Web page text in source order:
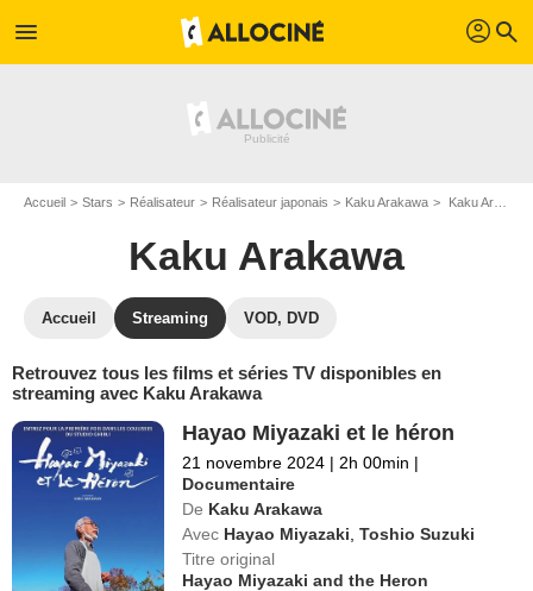
menu profil search
Accueil Stars Réalisateur Réalisateur japonais Kaku Arakawa Kaku Arakawa : Films et séries online
Kaku Arakawa
Accueil Streaming VOD, DVD
Retrouvez tous les films et séries TV disponibles en
streaming avec Kaku Arakawa
Hayao Miyazaki et le héron
21 novembre 2024 | 2h 00min |
Documentaire
De Kaku Arakawa
Avec Hayao Miyazaki ,Toshio Suzuki
Titre original
Hayao Miyazaki and the Heron